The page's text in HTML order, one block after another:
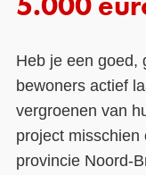
5.000
Heb je een goed,
bewoners actief
vergroenen van
project misschien
provincie Noord-